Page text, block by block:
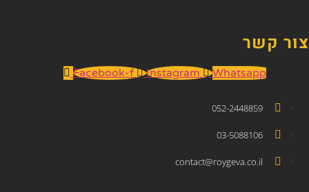
צור קשר
Facebook-f Instagram Whatsapp
052-2448859
03-5088106
contact@roygeva.co.il